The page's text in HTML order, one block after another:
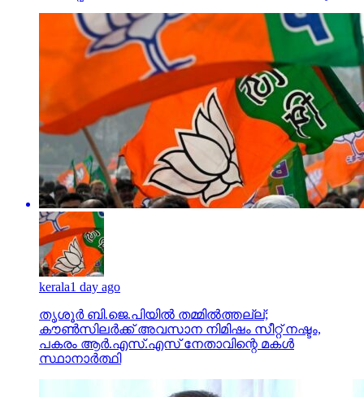
kerala1 day ago
തൃശൂര്‍ ബി.ജെ.പിയില്‍ തമ്മില്‍ത്തല്ല്;
കൗണ്‍സിലര്‍ക്ക് അവസാന നിമിഷം സീറ്റ് നഷ്ടം,
പകരം ആര്‍.എസ്.എസ് നേതാവിന്റെ മകള്‍
സ്ഥാനാര്‍ത്ഥി